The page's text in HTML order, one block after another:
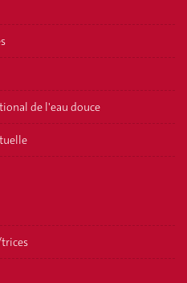
de l'eau douce